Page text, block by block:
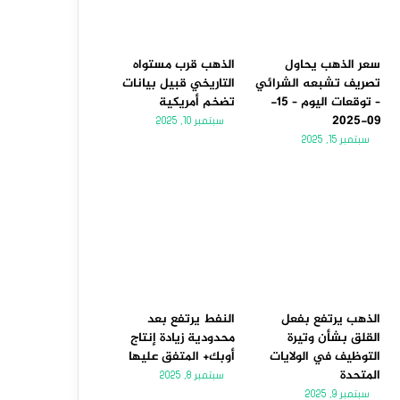
سعر الذهب يحاول
تصريف تشبعه الشرائي
– توقعات اليوم – 15-
09-2025
سبتمبر 15, 2025
الذهب قرب مستواه
التاريخي قبيل بيانات
تضخم أمريكية
سبتمبر 10, 2025
الذهب يرتفع بفعل
القلق بشأن وتيرة
التوظيف في الولايات
المتحدة
سبتمبر 9, 2025
النفط يرتفع بعد
محدودية زيادة إنتاج
أوبك+ المتفق عليها
سبتمبر 8, 2025